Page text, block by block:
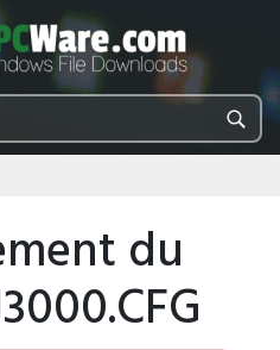
du